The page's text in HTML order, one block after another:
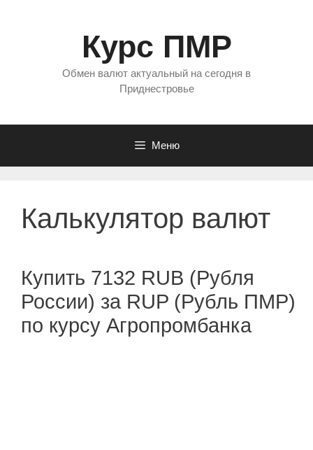
Курс ПМР
Обмен валют актуальный на сегодня в
Приднестровье
Меню
Калькулятор валют
Купить 7132 RUB (Рубля
России) за RUP (Рубль ПМР)
по курсу Агропромбанка